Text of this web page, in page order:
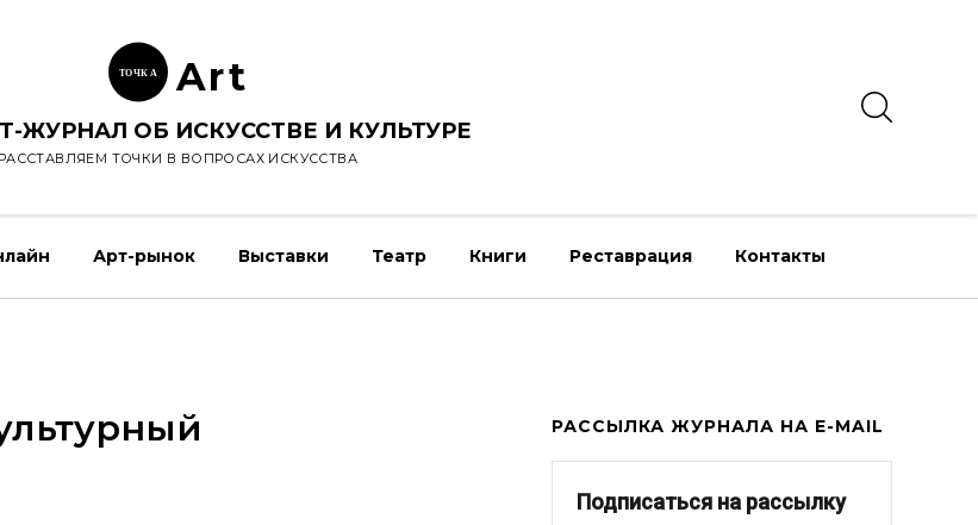
ТОЧК А Art
ЖУРНАЛ ОБ ИСКУССТВЕ И КУЛЬТУРЕ
РАССТАВЛЯЕМ ТОЧКИ В ВОПРОСАХ ИСКУССТВА
Арт-рынок Выставки Театр Книги Реставрация Контакты
РАССЫЛКА ЖУРНАЛА НА E-MAIL
Подписаться на рассылку